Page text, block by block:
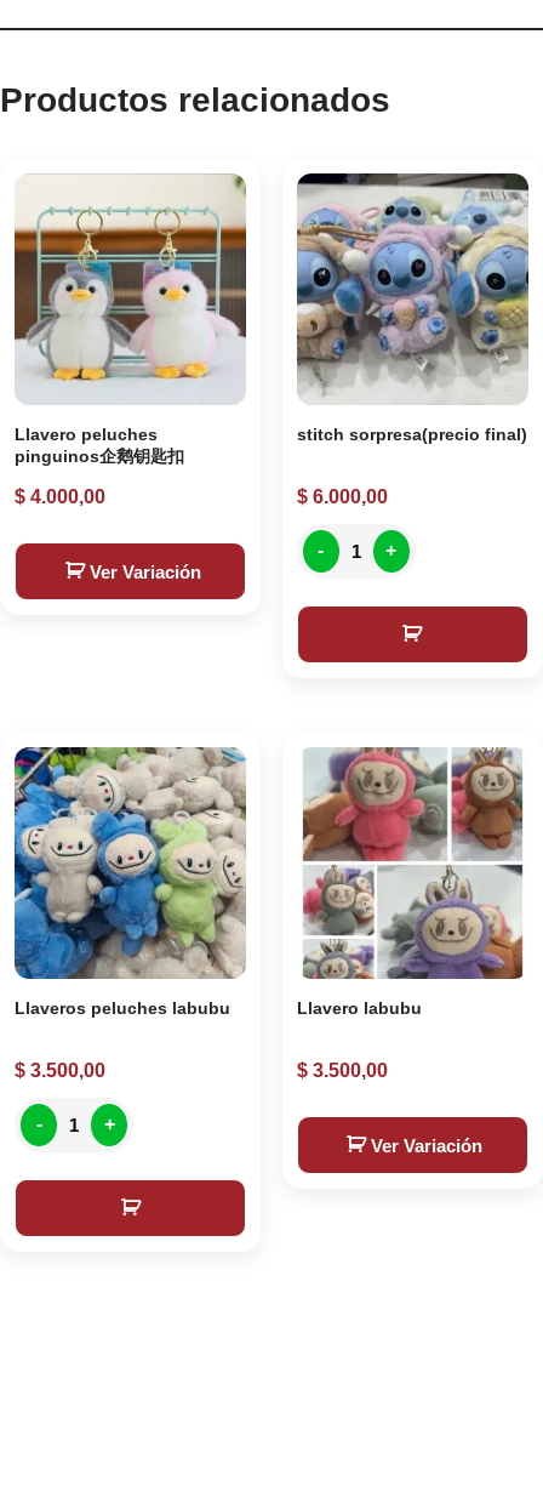
Productos relacionados
Llavero peluches
pinguinos企鹅钥匙扣
$ 4.000,00
Ver Variación
stitch sorpresa(precio final)
$6.000,00
- +
Llaveros peluches labubu
$ 3.500,00
- +
Llavero labubu
$3.500,00
Ver Variación